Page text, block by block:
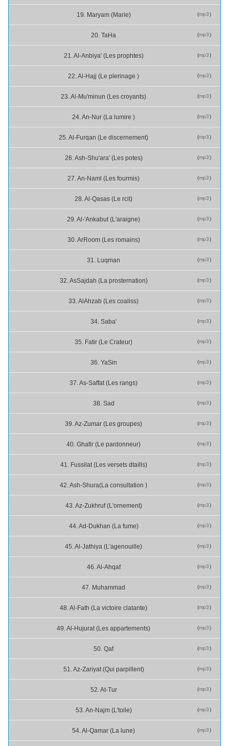
(mp3)
19. Maryam (Marie)
(mp3)
20. TaHa
(mp3)
21. Al-Anbiya' (Les prophtes)
(mp3)
22. Al-Hajj (Le plerinage )
(mp3)
23. Al-Mu'minun (Les croyants)
(mp3)
24. An-Nur (La lumire )
(mp3)
25. Al-Furqan (Le discernement)
(mp3)
26. Ash-Shu'ara' (Les potes)
(mp3)
27. An-Naml (Les fourmis)
(mp3)
28. Al-Qasas (Le rcit)
(mp3)
29. Al-'Ankabut (L'araigne)
(mp3)
30. ArRoom (Les romains)
(mp3)
31. Luqman
(mp3)
32. AsSajdah (La prosternation)
(mp3)
33. AlAhzab (Les coaliss)
(mp3)
34. Saba'
(mp3)
35. Fatir (Le Crateur)
(mp3)
36. YaSin
(mp3)
37. As-Saffat (Les rangs)
(mp3)
38. Sad
(mp3)
39. Az-Zumar (Les groupes)
(mp3)
40. Ghafir (Le pardonneur)
(mp3)
41. Fussilat (Les versets dtaills)
(mp3)
42. Ash-Shura(La consultation )
(mp3)
43. Az-Zukhruf (L'ornement)
(mp3)
44. Ad-Dukhan (La fume)
(mp3)
45. Al-Jathiya (L'agenouille)
(mp3)
46. Al-Ahqaf
(mp3)
47. Muhammad
(mp3)
48. Al-Fath (La victoire clatante)
(mp3)
49. Al-Hujurat (Les appartements)
(mp3)
50. Qaf
(mp3)
51. Az-Zariyat (Qui parpillent)
(mp3)
52. At-Tur
(mp3)
53. An-Najm (L'toile)
(mp3)
54. Al-Qamar (La lune)